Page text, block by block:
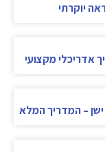
יוקרתי
– המדריך המלא